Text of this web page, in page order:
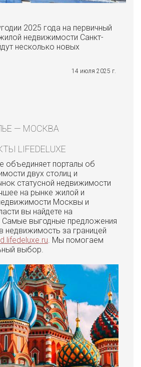
2025 года на первичный
недвижимости Санкт-
несколько новых
14 июля 2025 г.
— МОСКВА
LIFEDELUXE
объединяет порталы об
двух столиц и
статусной недвижимости
на рынке жилой и
Москвы и
вы найдете на
. Самые выгодные предложения
недвижимость за границей
. Мы помогаем
выбор.